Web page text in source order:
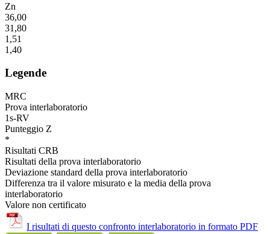
Zn
36,00
31,80
1,51
1,40
Legende
MRC
Prova interlaboratorio
1s-RV
Punteggio Z
*
Risultati CRB
Risultati della prova interlaboratorio
Deviazione standard della prova interlaboratorio
Differenza tra il valore misurato e la media della prova
interlaboratorio
Valore non certificato
I risultati di questo confronto interlaboratorio in formato PDF